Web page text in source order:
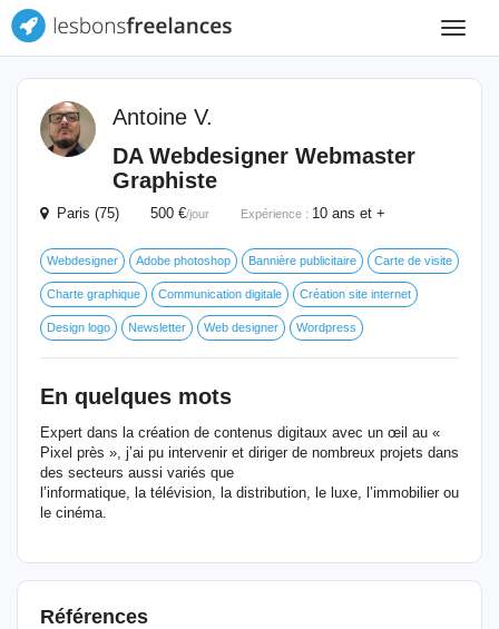
Toggle
Antoine V.
DA Webdesigner Webmaster
Graphiste
Paris (75) 500 €/jour Expérience : 10 ans et +
Webdesigner Adobe photoshop Bannière publicitaire Carte de visite
Charte graphique Communication digitale Création site internet
Design logo Newsletter Web designer Wordpress
En quelques mots
Expert dans la création de contenus digitaux avec un œil au «
Pixel près », j’ai pu intervenir et diriger de nombreux projets dans
des secteurs aussi variés que
l’informatique, la télévision, la distribution, le luxe, l’immobilier ou
le cinéma.
Références